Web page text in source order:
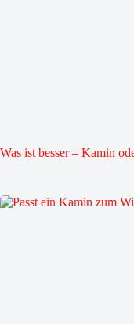
Was ist besser – Kamin